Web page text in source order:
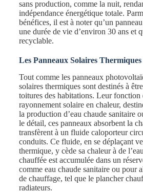
sans production, comme la nuit,
indépendance énergétique totale.
bénéfices, il est à noter qu’un
une durée de vie d’environ 30 ans et
recyclable.
Les Panneaux Solaires Thermiques
Tout comme les panneaux
solaires thermiques sont destinés à
toitures des habitations. Leur fonction
rayonnement solaire en chaleur,
la production d’eau chaude sanitaire
le détail, ces panneaux absorbent la
transfèrent à un fluide caloporteur
conduits. Ce fluide, en se déplaçant
thermique, y cède sa chaleur à de
chauffée est accumulée dans un
comme eau chaude sanitaire ou pour
de chauffage, tel que le plancher
radiateurs.